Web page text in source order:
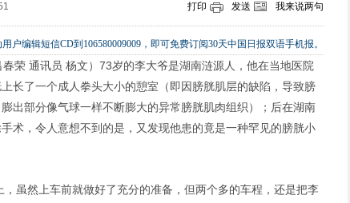
打印 发送 我来说两句
户编辑短信CD到106580009009，即可免费订阅30天中国日报双语手机报。
荣 通讯员 杨文）73岁的李大爷是湖南涟源人，他在当地医院
长了一个成人拳头大小的憩室（即因膀胱肌层的缺陷，导致膀
出部分像气球一样不断膨大的异常膀胱肌肉组织）；后在湖南
术，令人意想不到的是，又发现他患的竟是一种罕见的膀胱小
虽然上车前就做好了充分的准备，但两个多的车程，还是把李